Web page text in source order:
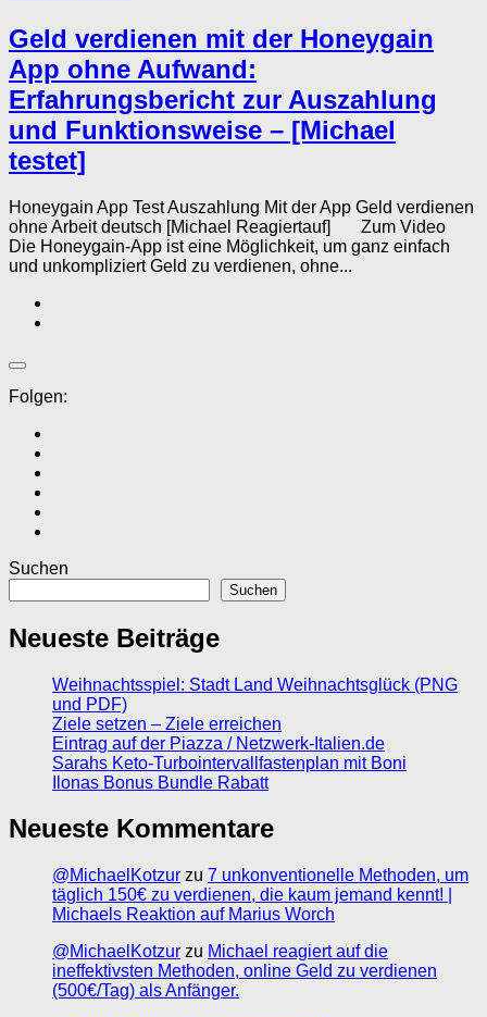
Geld verdienen mit der Honeygain
App ohne Aufwand:
Erfahrungsbericht zur Auszahlung
und Funktionsweise – [Michael
testet]
Honeygain App Test Auszahlung Mit der App Geld verdienen
ohne Arbeit deutsch [Michael Reagiertauf] Zum Video
Die Honeygain-App ist eine Möglichkeit, um ganz einfach
und unkompliziert Geld zu verdienen, ohne...
Folgen:
Suchen
Suchen
Neueste Beiträge
Weihnachtsspiel: Stadt Land Weihnachtsglück (PNG
und PDF)
Ziele setzen – Ziele erreichen
Eintrag auf der Piazza / Netzwerk-Italien.de
Sarahs Keto-Turbointervallfastenplan mit Boni
Ilonas Bonus Bundle Rabatt
Neueste Kommentare
@MichaelKotzur zu 7 unkonventionelle Methoden, um
täglich 150€ zu verdienen, die kaum jemand kennt! |
Michaels Reaktion auf Marius Worch
@MichaelKotzur zu Michael reagiert auf die
ineffektivsten Methoden, online Geld zu verdienen
(500€/Tag) als Anfänger.